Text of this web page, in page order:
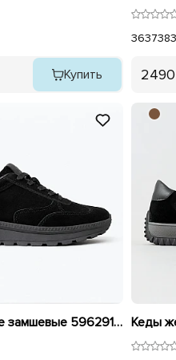
Купить
363738
Кеды женские замшевые 596291 Черные